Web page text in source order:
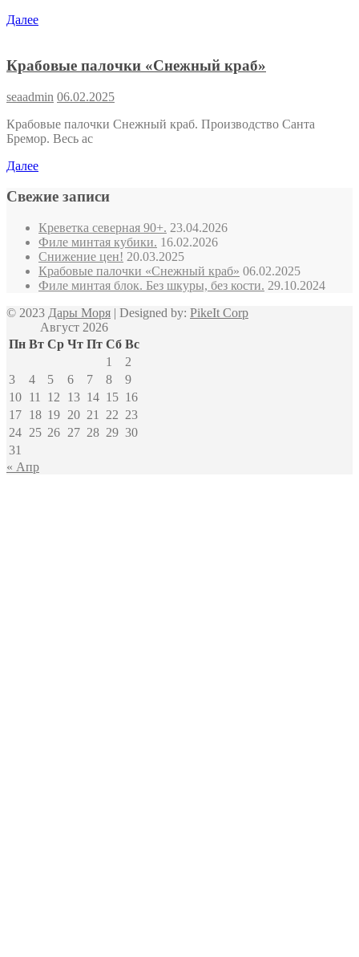
Далее
Крабовые палочки «Снежный краб»
seaadmin 06.02.2025
Крабовые палочки Снежный краб. Производство Санта
Бремор. Весь ас
Далее
Свежие записи
Креветка северная 90+. 23.04.2026
Филе минтая кубики. 16.02.2026
Снижение цен! 20.03.2025
Крабовые палочки «Снежный краб» 06.02.2025
Филе минтая блок. Без шкуры, без кости. 29.10.2024
© 2023 Дары Моря | Designed by: PikeIt Corp
Август 2026
Пн Вт Ср Чт Пт Сб Вс
1
2
3
4 5 6 7 8
9
10 11 12 13 14 15 16
17 18 19 20 21 22 23
24 25 26 27 28 29 30
31
« Апр